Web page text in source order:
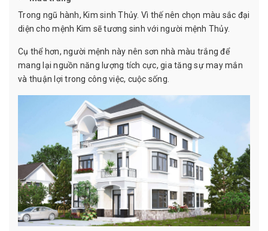
Trong ngũ hành, Kim sinh Thủy. Vì thế nên chọn màu sắc đại
diện cho mệnh Kim sẽ tương sinh với người mệnh Thủy.
Cụ thể hơn, người mệnh này nên sơn nhà màu trắng để
mang lại nguồn năng lượng tích cực, gia tăng sự may mắn
và thuận lợi trong công việc, cuộc sống.